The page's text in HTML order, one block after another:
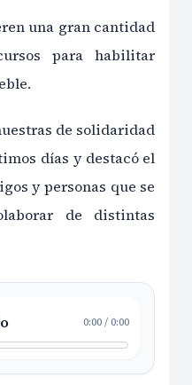
una gran cantidad
para habilitar
de solidaridad
días y destacó el
y personas que se
de distintas
0:00/0:00